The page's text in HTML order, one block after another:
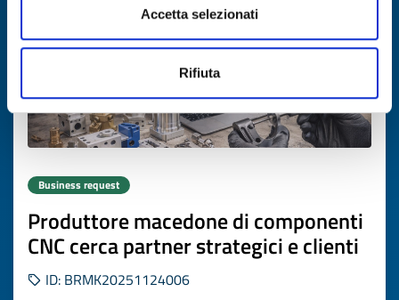
Accetta selezionati
Rifiuta
Business request
Produttore macedone di componenti
CNC cerca partner strategici e clienti
ID: BRMK20251124006